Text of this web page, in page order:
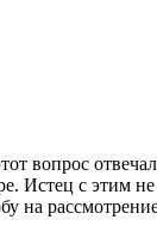
вопрос
Истец с этим
на